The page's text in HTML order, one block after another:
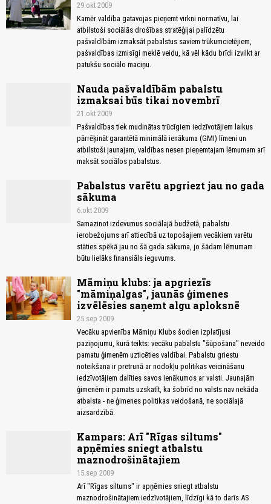
29.okt 2009
Kamēr valdība gatavojas pieņemt virkni normatīvu, lai
atbilstoši sociālās drošības stratēģijai palīdzētu
pašvaldībām izmaksāt pabalstus saviem trūkumcietējiem,
pašvaldības izmisīgi meklē veidu, kā vēl kādu brīdi izvilkt ar
patukšu sociālo maciņu.
Nauda pašvaldībām pabalstu
izmaksai būs tikai novembrī
21.okt 2009
Pašvaldības tiek mudinātas trūcīgiem iedzīvotājiem laikus
pārrēķināt garantētā minimālā ienākuma (GMI) līmeni un
atbilstoši jaunajam, valdības nesen pieņemtajam lēmumam arī
maksāt sociālos pabalstus.
Pabalstus varētu apgriezt jau no gada
sākuma
6.okt 2009
Samazinot izdevumus sociālajā budžetā, pabalstu
ierobežojums arī attiecībā uz topošajiem vecākiem varētu
stāties spēkā jau no šā gada sākuma, jo šādam lēmumam
būtu lielāks finansiāls ieguvums.
Māmiņu klubs: ja apgriezīs
"māmiņalgas", jaunās ģimenes
izvēlēsies saņemt algu aploksnē
25.sep 2009
Vecāku apvienība Māmiņu Klubs šodien izplatījusi
paziņojumu, kurā teikts: vecāku pabalstu "šūpošana" neveido
pamatu ģimenēm uzticēties valdībai. Pabalstu griestu
noteikšana ir pretrunā ar nodokļu politikas veicināšanu
iedzīvotājiem dalīties savos ienākumos ar valsti. Jaunajām
ģimenēm ir pamats uzskatīt, ka šobrīd no valsts nav nekāda
atbalsta - ne ģimenes politikas veidošanā, ne sociālajā
aizsardzībā.
Kampars: Arī "Rīgas siltums"
apņēmies sniegt atbalstu
maznodrošinātajiem
15.sep 2009
Arī "Rīgas siltums" ir apņēmies sniegt atbalstu
maznodrošinātajiem iedzīvotājiem, līdzīgi kā to darīs AS